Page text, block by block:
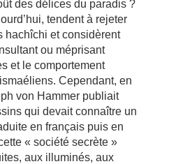
des délices du paradis ?
tendent à rejeter
hachîchi et considèrent
ou méprisant
et le comportement
Cependant, en
von Hammer publiait
qui devait connaître un
en français puis en
« société secrète »
aux illuminés, aux